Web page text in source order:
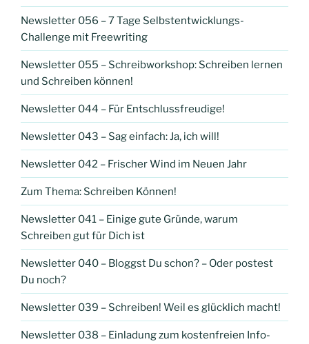
Newsletter 056 – 7 Tage Selbstentwicklungs-
Challenge mit Freewriting
Newsletter 055 – Schreibworkshop: Schreiben lernen
und Schreiben können!
Newsletter 044 – Für Entschlussfreudige!
Newsletter 043 – Sag einfach: Ja, ich will!
Newsletter 042 – Frischer Wind im Neuen Jahr
Zum Thema: Schreiben Können!
Newsletter 041 – Einige gute Gründe, warum
Schreiben gut für Dich ist
Newsletter 040 – Bloggst Du schon? – Oder postest
Du noch?
Newsletter 039 – Schreiben! Weil es glücklich macht!
Newsletter 038 – Einladung zum kostenfreien Info-